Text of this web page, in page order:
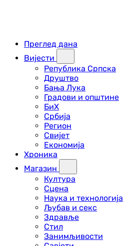
Преглед дана
Вијести
Република Српска
Друштво
Бања Лука
Градови и општине
БиХ
Србија
Регион
Свијет
Економија
Хроника
Магазин
Култура
Сцена
Наука и технологија
Љубав и секс
Здравље
Стил
Занимљивости